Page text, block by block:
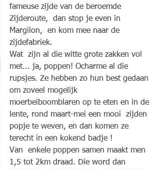
fameuse zijde van de beroemde
Zijderoute,  dan stop je even in
Margilon,  en kom mee naar de
zijdefabriek.
Wat  zijn al die witte grote zakken vol
met... ja, poppen! Ocharme al die
rupsjes. Ze hebben zo hun best gedaan
om zoveel mogelijk
moerbeiboomblaren op te eten en in de
lente, rond maart-mei een mooi  zijden
popje te weven, en dan komen ze
terecht in een kokend badje !
Van  enkele poppen samen maakt men
1,5 tot 2km draad. Die word dan